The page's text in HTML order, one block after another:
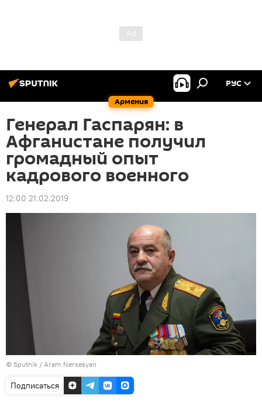
Армения
РУС
Генерал Гаспарян: в
Афганистане получил
громадный опыт
кадрового военного
12:00 21.02.2019
© Sputnik / Aram Nersesyan
Подписаться